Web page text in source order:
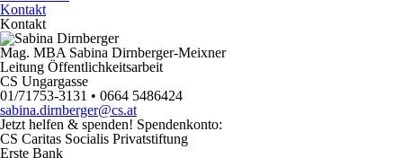
Kontakt
Kontakt
Mag. MBA Sabina Dirnberger-Meixner
Leitung Öffentlichkeitsarbeit
CS Ungargasse
01/71753-3131 • 0664 5486424
sabina.dirnberger@cs.at
Jetzt helfen & spenden! Spendenkonto:
CS Caritas Socialis Privatstiftung
Erste Bank